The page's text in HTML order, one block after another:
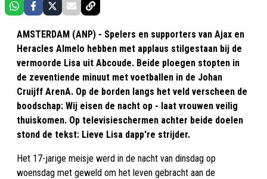
AMSTERDAM (ANP) - Spelers en supporters van Ajax en
Heracles Almelo hebben met applaus stilgestaan bij de
vermoorde Lisa uit Abcoude. Beide ploegen stopten in
de zeventiende minuut met voetballen in de Johan
Cruijff ArenA. Op de borden langs het veld verscheen de
boodschap: Wij eisen de nacht op - laat vrouwen veilig
thuiskomen. Op televisieschermen achter beide doelen
stond de tekst: Lieve Lisa dapp're strijder.
Het 17-jarige meisje werd in de nacht van dinsdag op
woensdag met geweld om het leven gebracht aan de